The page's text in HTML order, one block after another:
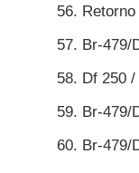
Br-479/
Df 250
Br-479/
Br-479/